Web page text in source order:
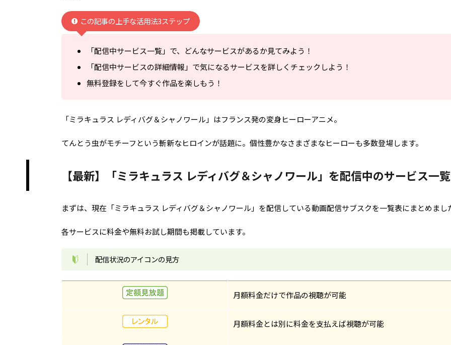
この記事の上手な活用法3ステップ
「配信中サービス一覧」で、どんなサービスがあるか見てみよう！
「配信中サービスの詳細情報」で気になるサービスを詳しくチェックしよう！
無料登録をして今すぐ作品を楽しもう！
「ミラキュラス レディバグ＆シャノワール」はフランス発の変身ヒーローアニメ。
てんとう虫がモチーフという斬新なヒロインが話題に。個性豊かなさまざまなヒーローも多数登場します。
【最新】「ミラキュラス レディバグ＆シャノワール」を配信中のサービス一覧
まずは、現在「ミラキュラス レディバグ＆シャノワール」を配信している動画配信サブスクを一覧表にまとめまし
各サービスに料金や無料お試し期間も掲載しています。
配信状況のアイコンの見方
月額料金だけで作品の視聴が可能
月額料金とは別に料金を支払えば視聴が可能